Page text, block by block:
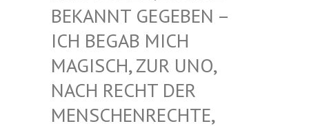
EKANNT GEGEBEN – I
CH BEGAB MICH M
AGISCH, ZUR UNO, N
ACH RECHT DER M
ENSCHENRECHTE, D